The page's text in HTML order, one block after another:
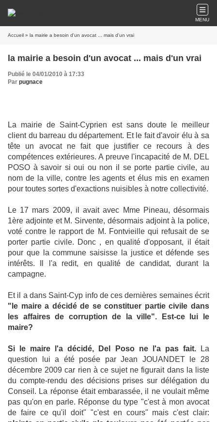
MENU
Accueil » la mairie a besoin d'un avocat ... mais d'un vrai
la mairie a besoin d'un avocat ... mais d'un vrai
Publié le 04/01/2010 à 17:33
Par pugnace
La mairie de Saint-Cyprien est sans doute le meilleur
client du barreau du département. Et le fait d'avoir élu à sa
tête un avocat ne fait que justifier ce recours à des
compétences extérieures. A preuve l'incapacité de M. DEL
POSO à savoir si oui ou non il se porte partie civile, au
nom de la ville, contre les agents et élus mis en examen
pour toutes sortes d'exactions nuisibles à notre collectivité.
Le 17 mars 2009, il avait avec Mme Pineau, désormais
1ère adjointe et M. Sirvente, désormais adjoint à la police,
voté contre le rapport de M. Fontvieille qui refusait de se
porter partie civile. Donc , en qualité d'opposant, il était
pour que la commune saisisse la justice et défende ses
intérêts. Il l'a redit, en qualité de candidat, durant la
campagne.
Et il a dans Saint-Cyp info de ces dernières semaines écrit
"le maire a décidé de se constituer partie civile dans
les affaires de corruption de la ville". Est-ce lui le
maire?
Si le maire l'a décidé, Del Poso ne l'a pas fait.La
question lui a été posée par Jean JOUANDET le 28
décembre 2009 car rien à ce sujet ne figurait dans la liste
du compte-rendu des décisions prises sur délégation du
Conseil. La réponse était embarassée, il ne voulait même
pas qu'on en parle. Réponse du type "c'est à mon avocat
de faire ce qu'il doit" "c'est en cours" mais c'est clair: